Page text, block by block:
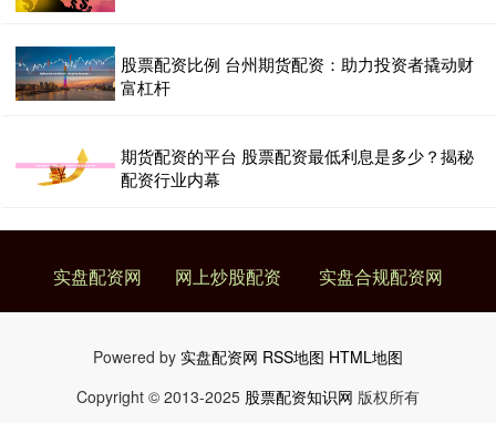
股票配资比例 台州期货配资：助力投资者撬动财
富杠杆
期货配资的平台 股票配资最低利息是多少？揭秘
配资行业内幕
实盘配资网 网上炒股配资 实盘合规配资网
Powered by 实盘配资网 RSS地图 HTML地图
Copyright © 2013-2025 股票配资知识网 版权所有